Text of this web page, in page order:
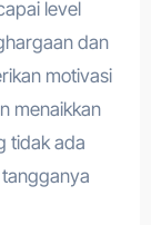
level
dan
motivasi
menaikkan
tidak ada